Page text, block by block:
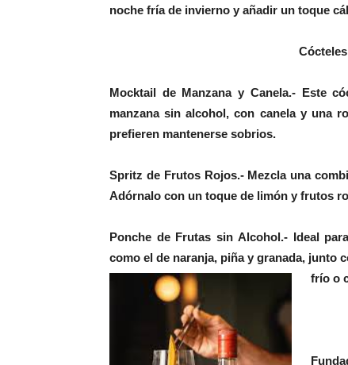
noche fría de invierno y añadir un toque
Mocktail de Manzana y Canela.- Este
manzana sin alcohol, con canela y una
prefieren mantenerse sobrios.
Spritz de Frutos Rojos.- Mezcla una
Adórnalo con un toque de limón y frutos
Ponche de Frutas sin Alcohol.- Ideal
como el de naranja, piña y granada, junto
frío o